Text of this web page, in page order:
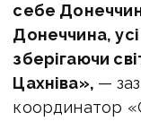
себе
Донеччина,
зберігаючи
Цахніва», —
координатор